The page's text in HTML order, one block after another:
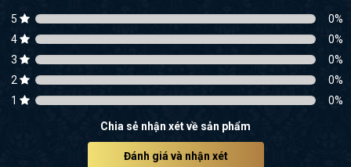
5 0%
4
0%
3
0%
2
0%
1
0%
Chia sẻ nhận xét về sản phẩm
Đánh giá và nhận xét